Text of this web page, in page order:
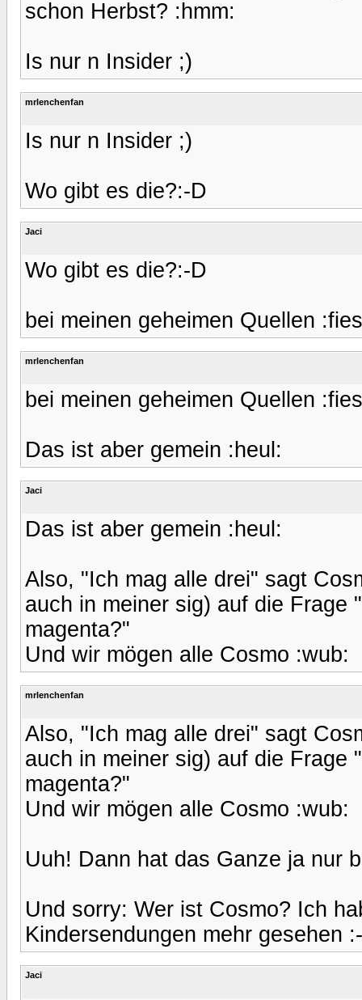
schon Herbst? :hmm:
Is nur n Insider ;)
mrlenchenfan
Is nur n Insider ;)
Wo gibt es die?:-D
Jaci
Wo gibt es die?:-D
bei meinen geheimen Quellen
mrlenchenfan
bei meinen geheimen Quellen
Das ist aber gemein :heul:
Jaci
Das ist aber gemein :heul:
Also, "Ich mag alle drei" sagt
auch in meiner sig) auf die Frage
magenta?"
Und wir mögen alle Cosmo :wub:
mrlenchenfan
Also, "Ich mag alle drei" sagt
auch in meiner sig) auf die Frage
magenta?"
Und wir mögen alle Cosmo :wub:
Uuh! Dann hat das Ganze ja nur
Und sorry: Wer ist Cosmo? Ich
Kindersendungen mehr gesehen
Jaci